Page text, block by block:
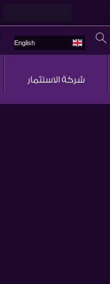
English
شركة الاستثمار